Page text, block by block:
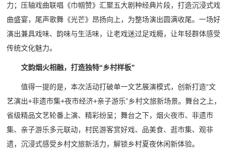
力；压轴戏曲联唱《巾帼赞》汇聚五大剧种经典片段，打造沉浸式戏
曲盛宴，尾声歌舞《光芒》昂扬向上，为整场演出圆满收尾。一场好
演出兼具戏味、韵味与生活味，让老戏迷过足戏瘾，让年轻群体感受
传统文化魅力。
文韵烟火相融，打造独特“乡村样板”
值得一提的是，本次活动打破单一文艺展演模式，创新打造“文
艺演出+非遗市集+夜市经济+亲子游乐”乡村文旅新场景。舞台之上，
省级精品文艺轮番上演、精彩纷呈；舞台之下，烟火夜市、非遗市
集、亲子游乐多元联动，村民游客赏好戏、品美食、逛市集、观非
遗，沉浸式感受乡村文旅新活力，解锁乡村夏夜休闲新体验。